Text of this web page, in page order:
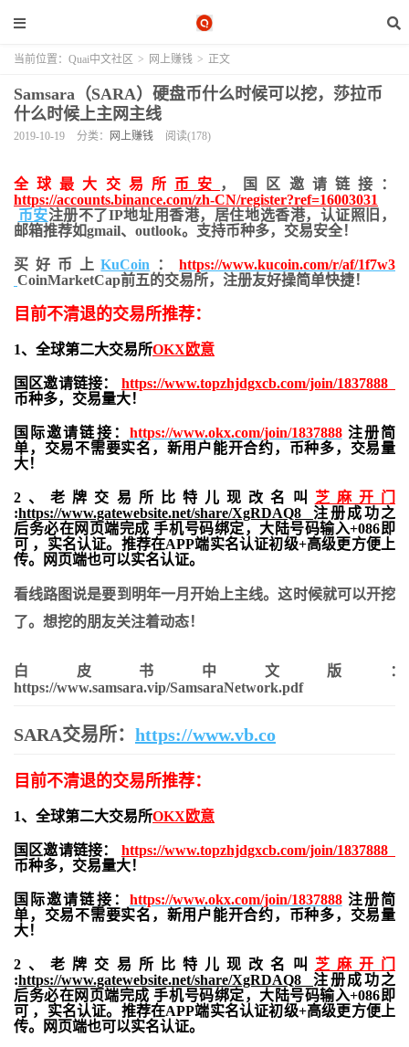
当前位置： Quai中文社区 > 网上赚钱 > 正文
Samsara（SARA）硬盘币什么时候可以挖，莎拉币
什么时候上主网主线
2019-10-19 分类： 网上赚钱 阅读(178)
全球最大交易所 币安
，国区邀请链接：
https://accounts.binance.com/zh-CN/register?ref=16003031
币安注册不了IP地址用香港，居住地选香港，认证照旧，
邮箱推荐如gmail、outlook。支持币种多，交易安全！
买好币上KuCoin ：https://www.kucoin.com/r/af/1f7w3
CoinMarketCap前五的交易所，注册友好操简单快捷！
目前不清退的交易所推荐：
1、全球第二大交易所OKX欧意
国区邀请链接： https://www.topzhjdgxcb.com/join/1837888
币种多，交易量大！
国际邀请链接： https://www.okx.com/join/1837888注册简
单，交易不需要实名，新用户能开合约， 币种多，交易量
大！
2、老牌交易所比特儿现改名叫 芝麻开门
:https://www.gatewebsite.net/share/XgRDAQ8 注册成功之
后务必在网页端完成 手机号码绑定，大陆号码输入+086即
可 ，实名认证。推荐在APP端实名认证初级+高级更方便上
传。网页端也可以实名认证。
看线路图说是要到明年一月开始上主线。这时候就可以开挖
了。想挖的朋友关注着动态！
白皮书中文版：
https://www.samsara.vip/SamsaraNetwork.pdf
SARA交易所： https://www.vb.co
目前不清退的交易所推荐：
1、全球第二大交易所OKX欧意
国区邀请链接： https://www.topzhjdgxcb.com/join/1837888
币种多，交易量大！
国际邀请链接： https://www.okx.com/join/1837888注册简
单，交易不需要实名，新用户能开合约， 币种多，交易量
大！
2、老牌交易所比特儿现改名叫 芝麻开门
:https://www.gatewebsite.net/share/XgRDAQ8 注册成功之
后务必在网页端完成 手机号码绑定，大陆号码输入+086即
可 ，实名认证。推荐在APP端实名认证初级+高级更方便上
传。网页端也可以实名认证。